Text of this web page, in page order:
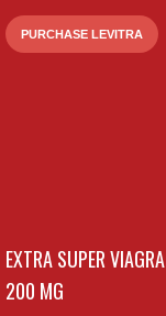
PURCHASE LEVITRA
EXTRA SUPER VIAGRA
200 MG